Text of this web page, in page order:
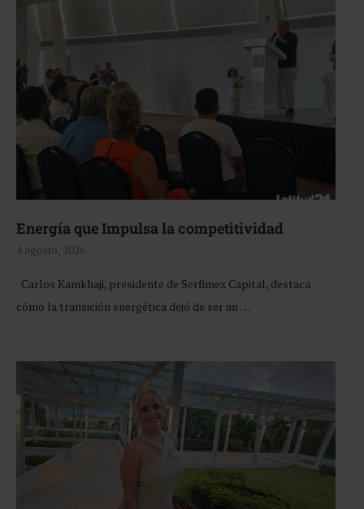
Energía que Impulsa la competitividad
4 agosto, 2026
Carlos Kamkhaji, presidente de Serfimex Capital, destaca
cómo la transición energética dejó de ser un …